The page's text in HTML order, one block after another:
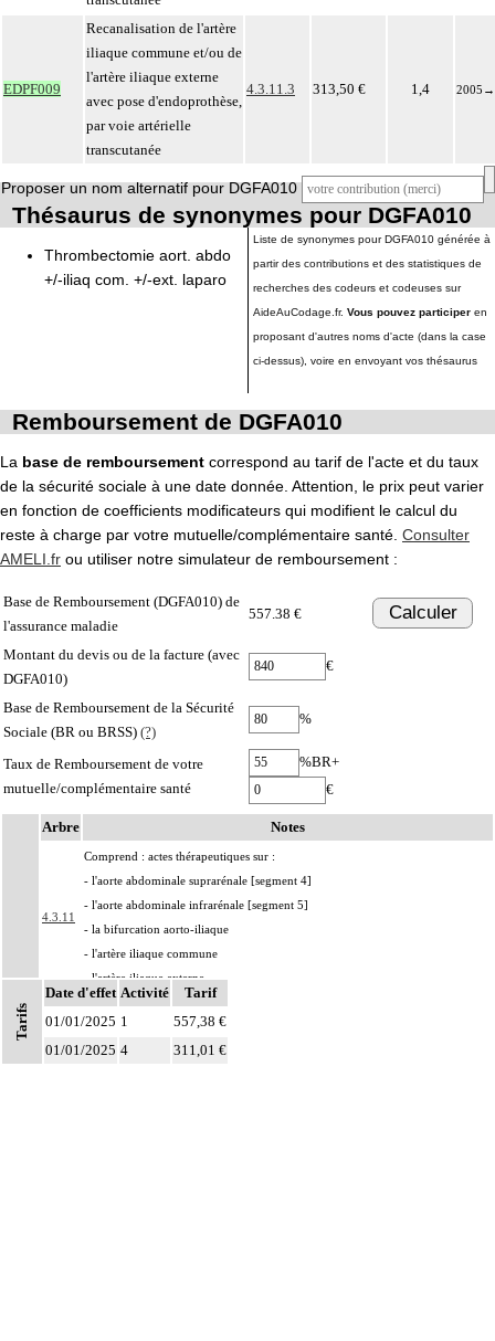
EDPF009
Recanalisation de l'artère
iliaque commune et/ou de
l'artère iliaque externe
avec pose d'endoprothèse,
par voie artérielle
transcutanée
4.3.11.3 313,50 € 1,4 2005 →
Proposer un nom alternatif pour DGFA010
Thésaurus de synonymes pour DGFA010
Thrombectomie aort. abdo
+/-iliaq com. +/-ext. laparo
Liste de synonymes pour DGFA010 générée à
partir des contributions et des statistiques de
recherches des codeurs et codeuses sur
AideAuCodage.fr. Vous pouvez participer en
proposant d'autres noms d'acte (dans la case
ci-dessus), voire en envoyant vos thésaurus
Remboursement de DGFA010
La base de remboursement correspond au tarif de l'acte et du taux
de la sécurité sociale à une date donnée. Attention, le prix peut varier
en fonction de coefficients modificateurs qui modifient le calcul du
reste à charge par votre mutuelle/complémentaire santé. Consulter
AMELI.fr ou utiliser notre simulateur de remboursement :
Base de Remboursement (DGFA010) de
l'assurance maladie
557.38 € Calculer
Montant du devis ou de la facture (avec
DGFA010)
€
Base de Remboursement de la Sécurité
Sociale (BR ou BRSS) (?)
%
Taux de Remboursement de votre
mutuelle/complémentaire santé
%BR+
€
Arbre Notes
4.3.11
Comprend : actes thérapeutiques sur :
- l'aorte abdominale suprarénale [segment 4]
- l'aorte abdominale infrarénale [segment 5]
- la bifurcation aorto-iliaque
- l'artère iliaque commune
- l'artère iliaque externe
4
Par résection-anastomose d'un vaisseau, on entend : résection d'un axe
vasculaire avec restauration de la continuité par anastomose.
Par recanalisation intraluminale d'un vaisseau, on entend : rétablissement de la
Tarifs
Date d'effet Activité
Tarif
01/01/2025 1
557,38 €
01/01/2025 4 311,01 €